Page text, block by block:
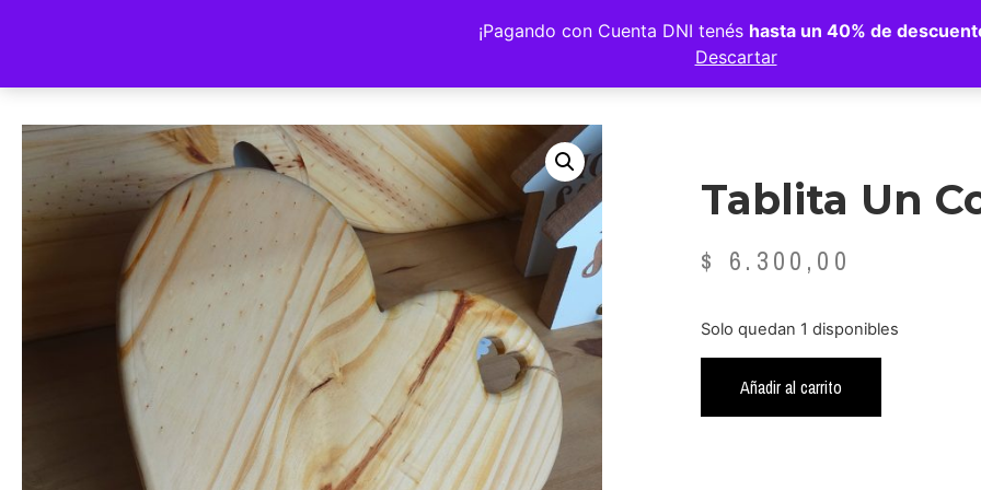
¡Pagando con Cuenta DNI tenés hasta un 40% de
Descartar
Tablita Un
$ 6.300,00
Solo quedan 1 disponibles
Añadir al carrito